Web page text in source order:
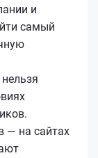
и
самый
— на сайтах